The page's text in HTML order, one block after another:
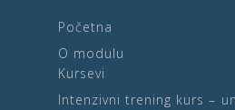
Početna
O modulu
Kursevi
Intenzivni trening kurs –